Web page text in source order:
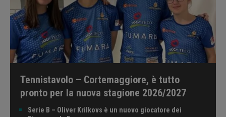
Tennistavolo – Cortemaggiore, è tutto
pronto per la nuova stagione 2026/2027
Serie B – Oliver Krilkovs è un nuovo giocatore dei